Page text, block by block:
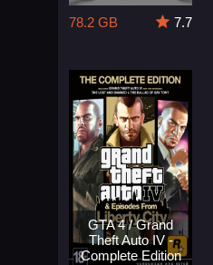
78.2 GB
7.7
GTA 4 / Grand
Theft Auto IV -
Complete Edition